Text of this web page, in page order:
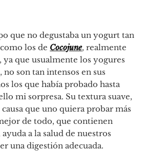
que no degustaba un yogurt tan
los de Cocojune, realmente
ya que usualmente los yogures
no son tan intensos en sus
los que había probado hasta
mi sorpresa. Su textura suave,
causa que uno quiera probar más
de todo, que contienen
a la salud de nuestros
una digestión adecuada.